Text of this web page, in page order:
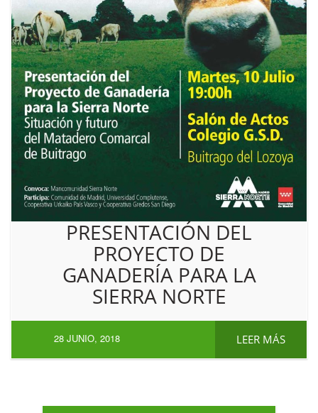
PRESENTACIÓN DEL
PROYECTO DE
GANADERÍA PARA LA
SIERRA NORTE
LEER MÁS
28 JUNIO, 2018